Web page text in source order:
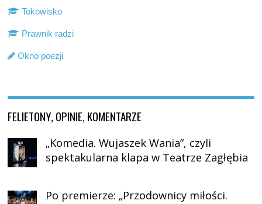
Tokowisko
Prawnik radzi
Okno poezji
FELIETONY, OPINIE, KOMENTARZE
„Komedia. Wujaszek Wania”, czyli
spektakularna klapa w Teatrze Zagłębia
Po premierze: „Przodownicy miłości.